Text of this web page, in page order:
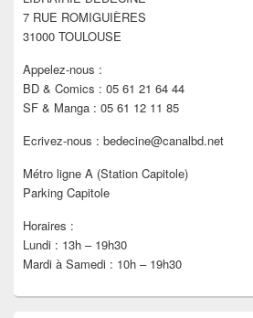
barre
latérale
7 RUE ROMIGUIÈRES
31000 TOULOUSE
Appelez-nous :
BD & Comics : 05 61 21 64 44
SF & Manga : 05 61 12 11 85
Ecrivez-nous : bedecine@canalbd.net
Métro ligne A (Station Capitole)
Parking Capitole
Horaires :
Lundi : 13h – 19h30
Mardi à Samedi : 10h – 19h30